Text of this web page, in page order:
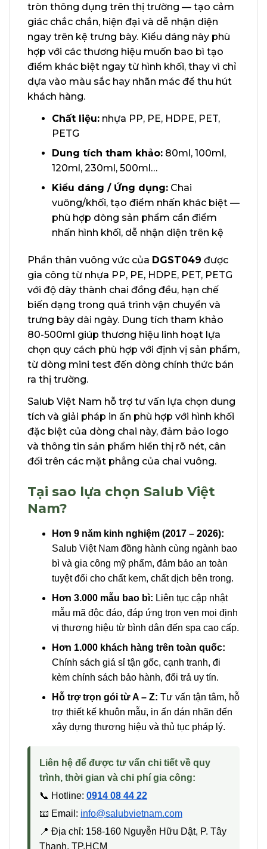
tròn thông dụng trên thị trường — tạo cảm
giác chắc chắn, hiện đại và dễ nhận diện
ngay trên kệ trưng bày. Kiểu dáng này phù
hợp với các thương hiệu muốn bao bì tạo
điểm khác biệt ngay từ hình khối, thay vì chỉ
dựa vào màu sắc hay nhãn mác để thu hút
khách hàng.
Chất liệu:nhựa PP, PE, HDPE, PET,
PETG
Dung tích tham khảo:80ml, 100ml,
120ml, 230ml, 500ml…
Kiểu dáng / Ứng dụng:Chai
vuông/khối, tạo điểm nhấn khác biệt —
phù hợp dòng sản phẩm cần điểm
nhấn hình khối, dễ nhận diện trên kệ
Phần thân vuông vức của DGST049 được
gia công từ nhựa PP, PE, HDPE, PET, PETG
với độ dày thành chai đồng đều, hạn chế
biến dạng trong quá trình vận chuyển và
trưng bày dài ngày. Dung tích tham khảo
80-500ml giúp thương hiệu linh hoạt lựa
chọn quy cách phù hợp với định vị sản phẩm,
từ dòng mini test đến dòng chính thức bán
ra thị trường.
Salub Việt Nam hỗ trợ tư vấn lựa chọn dung
tích và giải pháp in ấn phù hợp với hình khối
đặc biệt của dòng chai này, đảm bảo logo
và thông tin sản phẩm hiển thị rõ nét, cân
đối trên các mặt phẳng của chai vuông.
Tại sao lựa chọn Salub Việt
Nam?
Hơn 9 năm kinh nghiệm (2017 – 2026):
Salub Việt Nam đồng hành cùng ngành bao
bì và gia công mỹ phẩm, đảm bảo an toàn
tuyệt đối cho chất kem, chất dịch bên trong.
Hơn 3.000 mẫu bao bì: Liên tục cập nhật
mẫu mã độc đáo, đáp ứng trọn vẹn mọi định
vị thương hiệu từ bình dân đến spa cao cấp.
Hơn 1.000 khách hàng trên toàn quốc:
Chính sách giá sỉ tận gốc, cạnh tranh, đi
kèm chính sách bảo hành, đổi trả uy tín.
Hỗ trợ trọn gói từ A – Z: Tư vấn tận tâm, hỗ
trợ thiết kế khuôn mẫu, in ấn dán nhãn đến
xây dựng thương hiệu và thủ tục pháp lý.
Liên hệ để được tư vấn chi tiết về quy
trình, thời gian và chi phí gia công:
📞 Hotline: 0914 08 44 22
📧 Email: info@salubvietnam.com
📍 Địa chỉ: 158-160 Nguyễn Hữu Dật, P. Tây
Thạnh, TP.HCM